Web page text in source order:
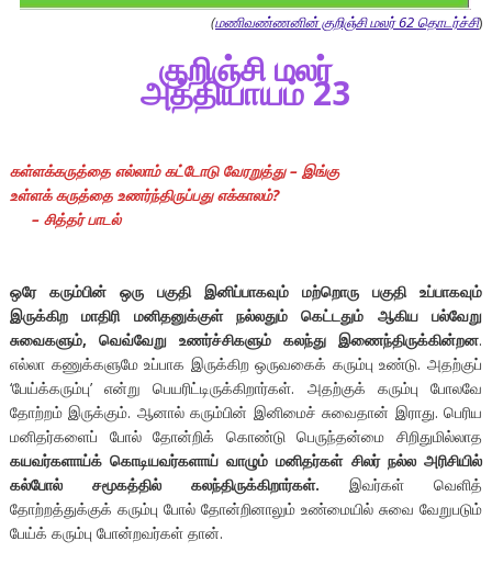
(மணிவண்ணனின் குறிஞ்சி மலர் 62 தொடர்ச்சி)
குறிஞ்சிமலர்
அத்தியாயம்23
கள்ளக்கருத்தை எல்லாம் கட்டோடு வேரறுத்து – இங்கு
உள்ளக் கருத்தை உணர்ந்திருப்பது எக்காலம்?
– சித்தர் பாடல்
ஒரே கரும்பின் ஒரு பகுதி இனிப்பாகவும் மற்றொரு பகுதி உப்பாகவும்
இருக்கிற மாதிரி மனிதனுக்குள் நல்லதும் கெட்டதும் ஆகிய பல்வேறு
சுவைகளும், வெவ்வேறு உணர்ச்சிகளும் கலந்து இணைந்திருக்கின்றன.
எல்லா கணுக்களுமே உப்பாக இருக்கிற ஒருவகைக் கரும்பு உண்டு. அதற்குப்
‘பேய்க்கரும்பு’ என்று பெயரிட்டிருக்கிறார்கள். அதற்குக் கரும்பு போலவே
தோற்றம் இருக்கும். ஆனால் கரும்பின் இனிமைச் சுவைதான் இராது. பெரிய
மனிதர்களைப் போல் தோன்றிக் கொண்டு பெருந்தன்மை சிறிதுமில்லாத
கயவர்களாய்க் கொடியவர்களாய் வாழும் மனிதர்கள் சிலர் நல்ல அரிசியில்
கல்போல் சமூகத்தில் கலந்திருக்கிறார்கள்.இவர்கள் வெளித்
தோற்றத்துக்குக் கரும்பு போல் தோன்றினாலும் உண்மையில் சுவை வேறுபடும்
பேய்க் கரும்பு போன்றவர்கள் தான்.